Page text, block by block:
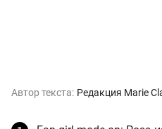
Автор текста: Редакция Marie